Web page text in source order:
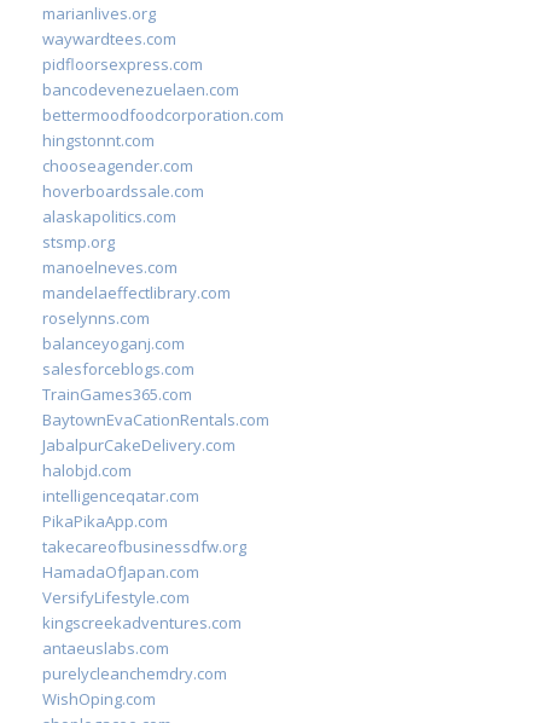
marianlives.org
waywardtees.com
pidfloorsexpress.com
bancodevenezuelaen.com
bettermoodfoodcorporation.com
hingstonnt.com
chooseagender.com
hoverboardssale.com
alaskapolitics.com
stsmp.org
manoelneves.com
mandelaeffectlibrary.com
roselynns.com
balanceyoganj.com
salesforceblogs.com
TrainGames365.com
BaytownEvaCationRentals.com
JabalpurCakeDelivery.com
halobjd.com
intelligenceqatar.com
PikaPikaApp.com
takecareofbusinessdfw.org
HamadaOfJapan.com
VersifyLifestyle.com
kingscreekadventures.com
antaeuslabs.com
purelycleanchemdry.com
WishOping.com